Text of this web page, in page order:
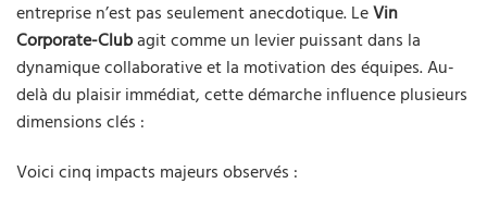
entreprise n’est pas seulement anecdotique. LeVin
Corporate-Clubagit comme un levier puissant dans la
dynamique collaborative et la motivation des équipes. Au-
delà du plaisir immédiat, cette démarche influence plusieurs
dimensions clés :
Voici cinq impacts majeurs observés :